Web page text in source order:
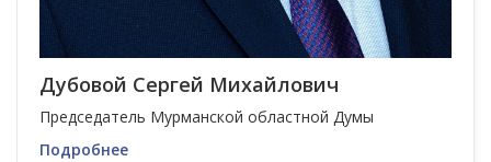
Дубовой Сергей Михайлович
Председатель Мурманской областной Думы
Подробнее